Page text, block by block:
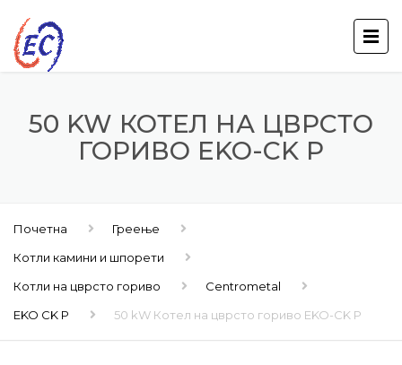
50 KW КОТЕЛ НА ЦВРСТО
ГОРИВО EKO-CK P
Почетна
Греење
Котли камини и шпорети
Котли на цврсто гориво
Centrometal
EKO CK P
50 kW Котел на цврсто гориво EKO-CK P